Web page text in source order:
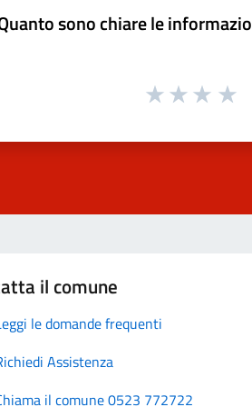
sono chiare le
il comune
le domande frequenti
Assistenza
il comune 0523 772722